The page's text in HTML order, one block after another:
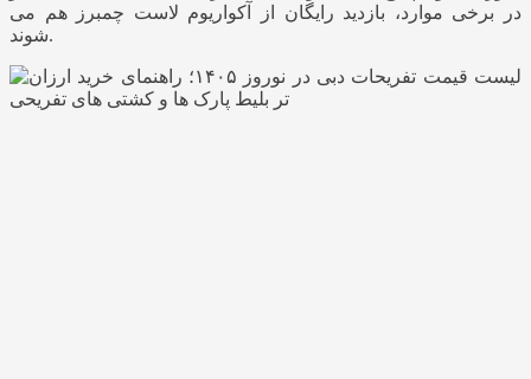
در برخی موارد، بازدید رایگان از آکواریوم لاست چمبرز هم می
شوند.